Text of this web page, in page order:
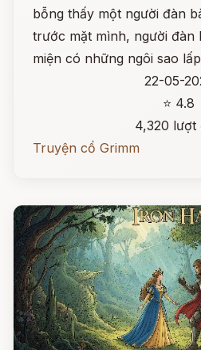
bỗng thấy một người đàn
trước mặt mình, người đàn
miện có những ngôi sao
22-05-
⭐ 4.8
4,320 lượt
Truyện cổ Grimm